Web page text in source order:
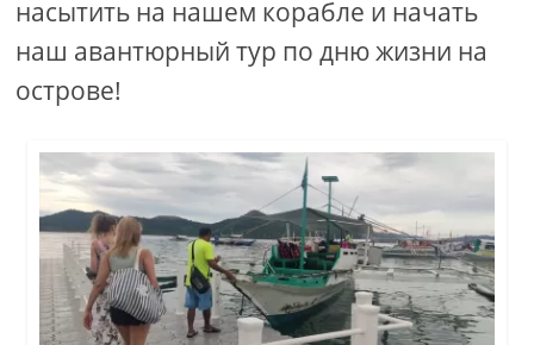
насытить на нашем корабле и начать
наш авантюрный тур по дню жизни на
острове!